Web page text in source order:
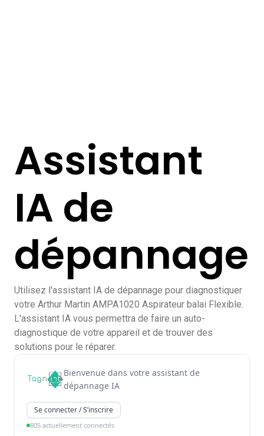
Assistant
IA de
dépannage
Utilisez l'assistant IA de dépannage pour diagnostiquer
votre Arthur Martin AMPA1020 Aspirateur balai Flexible.
L'assistant IA vous permettra de faire un auto-
diagnostique de votre appareil et de trouver des
solutions pour le réparer.
Bienvenue dans votre assistant de
dépannage IA
Se connecter / S’inscrire
805 actuellement connectés